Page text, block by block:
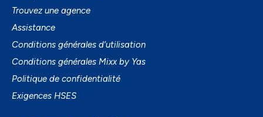
Trouvez une agence
Assistance
Conditions générales d’utilisation
Conditions générales Mixx by Yas
Politique de confidentialité
Exigences HSES